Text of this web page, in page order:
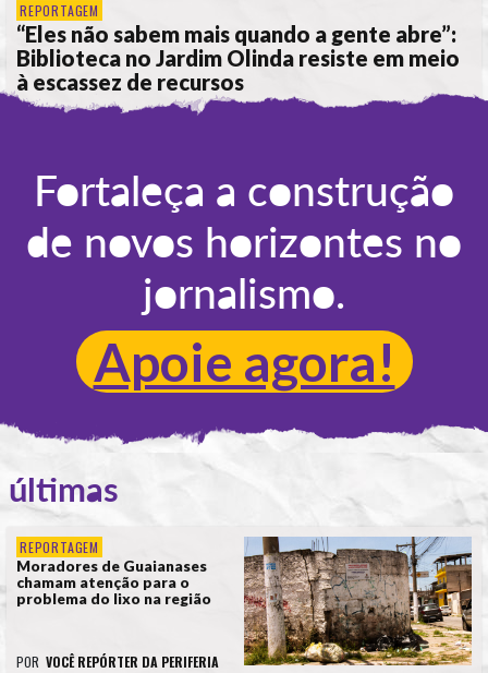
REPORTAGEM
“Eles não sabem mais quando a gente abre”:
Biblioteca no Jardim Olinda resiste em meio
à escassez de recursos
Fortaleça a construção
de novos horizontes no
jornalismo.
Apoie agora!
últimas
REPORTAGEM
Moradores de Guaianases
chamam atenção para o
problema do lixo na região
POR VOCÊ REPÓRTER DA PERIFERIA